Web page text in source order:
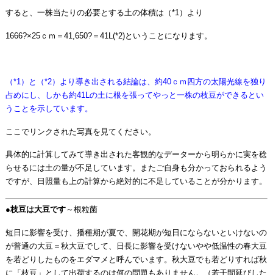
すると、一株当たりの必要とする土の体積は（*1）より
1666?×25ｃｍ＝41,650?＝41L(*2)ということになります。
（*1）と（*2）より導き出される結論は、約40ｃｍ四方の太陽光線を独り
占めにし、しかも約41Lの土に根を張ってやっと一株の枝豆ができるとい
うことを示しています。
ここでリンクされた写真を見てください。
具体的に計算してみて導き出された客観的なデーターから明らかに実を稔
らせるには土の量が不足しています。またご自身も分かっておられるよう
ですが、日照量も上の計算から絶対的に不足していることが分かります。
●枝豆は大豆です～根粒菌
短日に影響を受け、播種期が夏で、開花期が短日にならないといけないの
が普通の大豆＝秋大豆でして、日長に影響を受けないやや低温性の春大豆
を若どりしたものをエダマメと呼んでいます。秋大豆でも若どりすれば秋
に「枝豆」として出荷するのは何の問題もありません。（若干間延びした